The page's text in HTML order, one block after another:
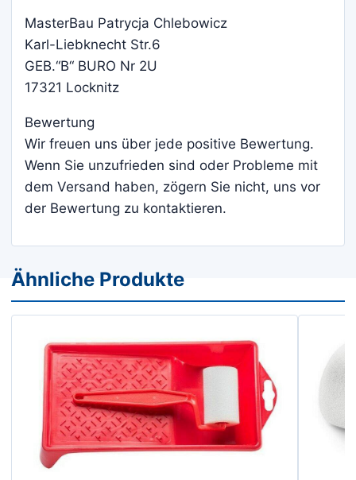
MasterBau Patrycja Chlebowicz
Karl-Liebknecht Str.6
GEB.“B“ BURO Nr 2U
17321 Locknitz
Bewertung
Wir freuen uns über jede positive Bewertung.
Wenn Sie unzufrieden sind oder Probleme mit
dem Versand haben, zögern Sie nicht, uns vor
der Bewertung zu kontaktieren.
Ähnliche Produkte